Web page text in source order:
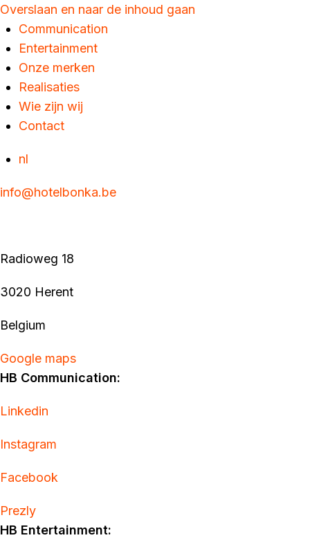
Overslaan en naar de inhoud gaan
Communication
Entertainment
Onze merken
Realisaties
Wie zijn wij
Contact
nl
info@hotelbonka.be
Radioweg 18
3020 Herent
Belgium
Google maps
HB Communication:
Linkedin
Instagram
Facebook
Prezly
HB Entertainment: